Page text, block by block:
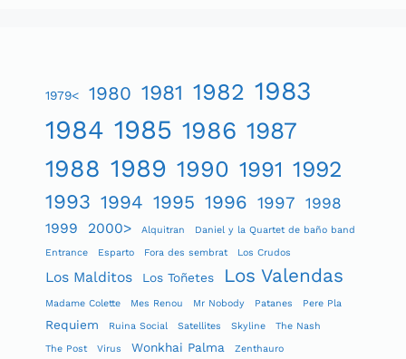
1979< 1980 1981 1982 1983
1984 1985 1986 1987
1988 1989 1990 1991 1992
1993 1994 1995 1996 1997 1998
1999 2000> Alquitran
Daniel y la Quartet de baño band
Entrance
Esparto Fora des sembrat Los Crudos
Los Malditos Los Toñetes Los Valendas
Madame Colette Mes Renou Mr Nobody Patanes Pere Pla
Requiem Ruina Social Satellites Skyline
The Nash
The Post
Virus Wonkhai Palma Zenthauro